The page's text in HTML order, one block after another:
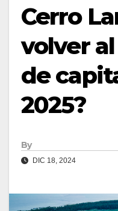
Cerro
volver
de
2025?
By
DIC 18, 2024